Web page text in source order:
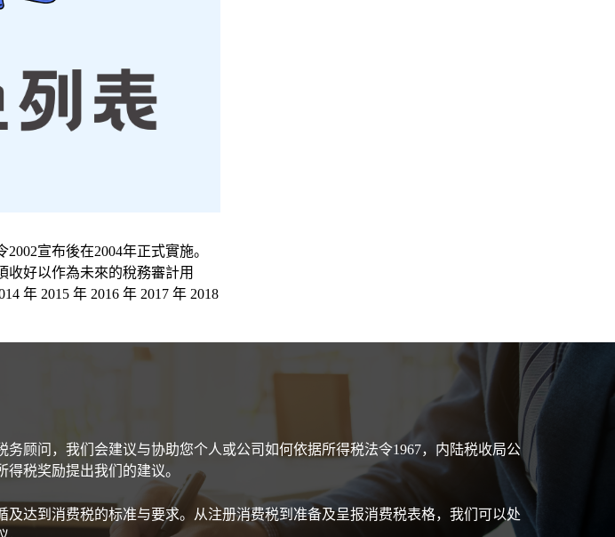
宣布後在2004年正式實施。
收好以作為未來的稅務審計用
年 2015 年 2016 年 2017 年 2018
顾问，我们会建议与协助您个人或公司如何依据所得税法令1967，内陆税收局公
税奖励提出我们的建议。
达到消费税的标准与要求。从注册消费税到准备及呈报消费税表格，我们可以处